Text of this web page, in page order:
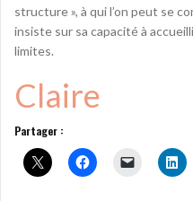
structure », à qui l’on peut se
insiste sur sa capacité à
limites.
Claire
Partager :